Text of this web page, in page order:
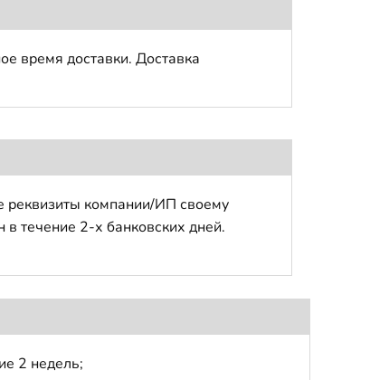
время доставки. Доставка
реквизиты компании/ИП своему
течение 2-х банковских дней.
2 недель;